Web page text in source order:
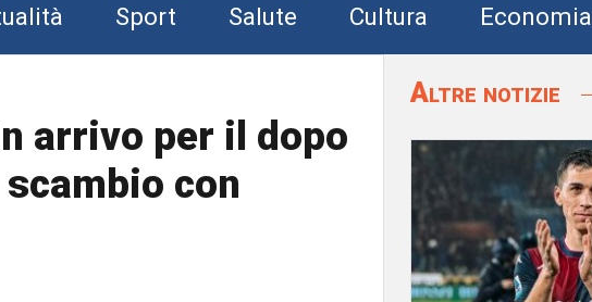
Sport Salute Cultura Economia
arrivo per il dopo
con
Altre notizie